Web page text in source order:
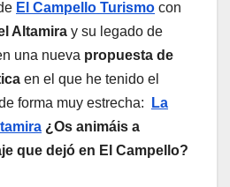
El Campello Turismo con
Altamira y su legado de
una nueva propuesta de
en el que he tenido el
forma muy estrecha:
La
¿Os animáis a
que dejó en El Campello?